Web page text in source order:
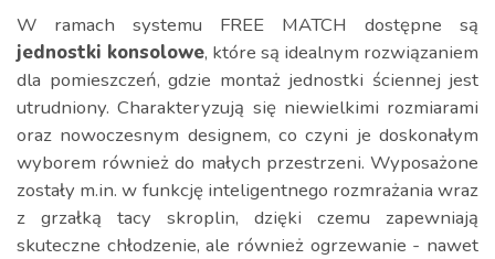
W ramach systemu FREE MATCH dostępne są
jednostki konsolowe, które są idealnym rozwiązaniem
dla pomieszczeń, gdzie montaż jednostki ściennej jest
utrudniony. Charakteryzują się niewielkimi rozmiarami
oraz nowoczesnym designem, co czyni je doskonałym
wyborem również do małych przestrzeni​. Wyposażone
zostały m.in. w funkcję inteligentnego rozmrażania wraz
z grzałką tacy skroplin, dzięki czemu zapewniają
skuteczne chłodzenie, ale również ogrzewanie - nawet